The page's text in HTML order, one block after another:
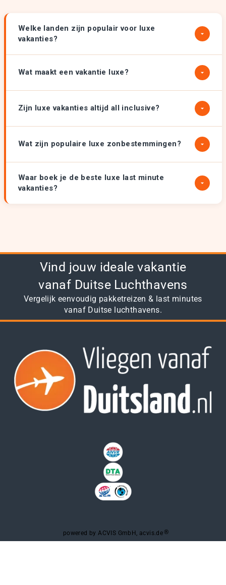
Welke landen zijn populair voor luxe
vakanties?
Wat maakt een vakantie luxe?
Zijn luxe vakanties altijd all inclusive?
Wat zijn populaire luxe zonbestemmingen?
Waar boek je de beste luxe last minute
vakanties?
Vind jouw ideale vakantie
vanaf Duitse Luchthavens
Vergelijk eenvoudig pakketreizen & last minutes
vanaf Duitse luchthavens.
powered by ACVIS GmbH, acvis.de®